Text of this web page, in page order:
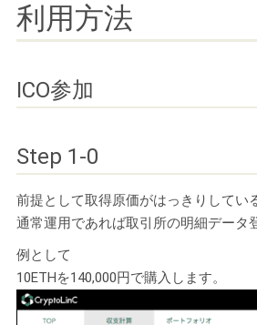
利用方法
ICO参加
Step 1-0
前提として取得原価がはっきりしてい
通常運用であれば取引所の明細データ
例として
10ETHを140,000円で購入します。